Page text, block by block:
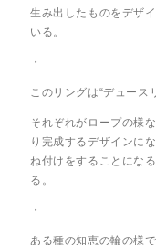
生み出したものをデザ
いる。
・
このリングは“デュース
それぞれがロープの様
り完成するデザインに
ね付けをすることにな
る。
・
ある種の知恵の輪の様